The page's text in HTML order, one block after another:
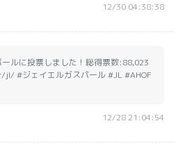
12/30 04:38:38
ルに投票しました！総得票数:88,023
jl/ #ジェイエルガスパール #JL #AHOF
12/28 21:04:54